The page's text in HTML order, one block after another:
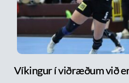
Víkingur í viðræðum við